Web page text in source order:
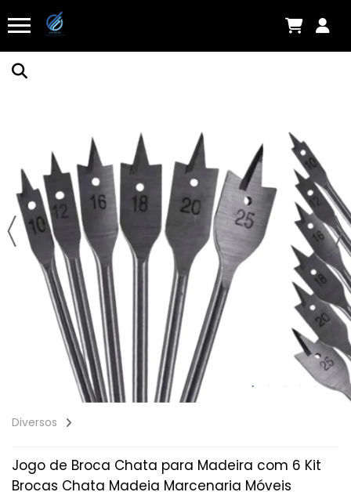
Diversos
Jogo de Broca Chata para Madeira com 6 Kit
Brocas Chata Madeia Marcenaria Móveis